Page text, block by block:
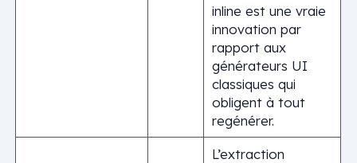
inline est une vraie
innovation par
rapport aux
générateurs UI
classiques qui
obligent à tout
regénérer.
L’extraction